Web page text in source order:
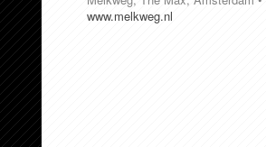
www.melkweg.nl